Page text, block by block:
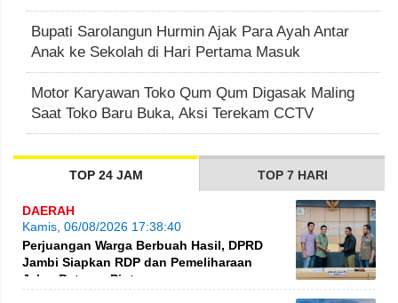
Bupati Sarolangun Hurmin Ajak Para Ayah Antar
Anak ke Sekolah di Hari Pertama Masuk
Motor Karyawan Toko Qum Qum Digasak Maling
Saat Toko Baru Buka, Aksi Terekam CCTV
TOP 24 JAM TOP 7 HARI
DAERAH
Kamis, 06/08/2026 17:38:40
Perjuangan Warga Berbuah Hasil, DPRD
Jambi Siapkan RDP dan Pemeliharaan
Jalan Betung–Pintas